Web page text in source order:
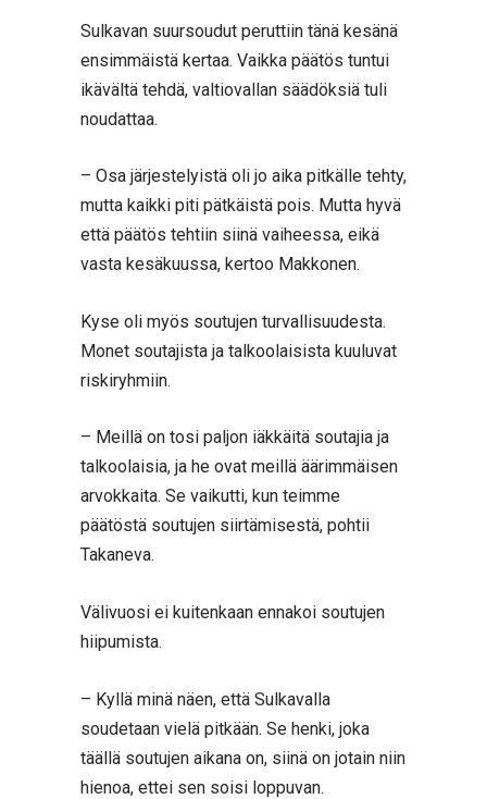
Sulkavan suursoudut peruttiin tänä kesänä
ensimmäistä kertaa. Vaikka päätös tuntui
ikävältä tehdä, valtiovallan säädöksiä tuli
noudattaa.
– Osa järjestelyistä oli jo aika pitkälle tehty,
mutta kaikki piti pätkäistä pois. Mutta hyvä
että päätös tehtiin siinä vaiheessa, eikä
vasta kesäkuussa, kertoo Makkonen.
Kyse oli myös soutujen turvallisuudesta.
Monet soutajista ja talkoolaisista kuuluvat
riskiryhmiin.
– Meillä on tosi paljon iäkkäitä soutajia ja
talkoolaisia, ja he ovat meillä äärimmäisen
arvokkaita. Se vaikutti, kun teimme
päätöstä soutujen siirtämisestä, pohtii
Takaneva.
Välivuosi ei kuitenkaan ennakoi soutujen
hiipumista.
– Kyllä minä näen, että Sulkavalla
soudetaan vielä pitkään. Se henki, joka
täällä soutujen aikana on, siinä on jotain niin
hienoa, ettei sen soisi loppuvan.